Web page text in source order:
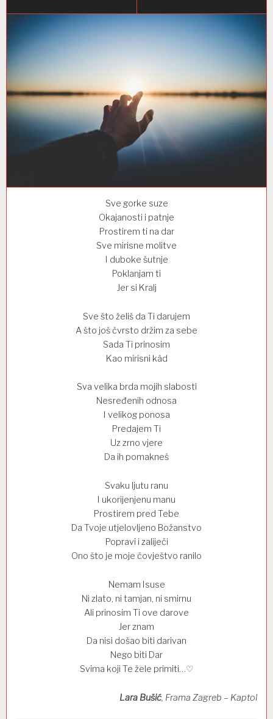
Sve gorke suze
Okajanosti i patnje
Prostirem ti na dar
Sve mirisne molitve
I duboke šutnje
Poklanjam ti
Jer si Kralj
Sve što želiš da Ti darujem
A što još čvrsto držim za sebe
Sada Ti prinosim
Kao mirisni kâd
Sva velika brda mojih slabosti
Nesređenih odnosa
I velikog ponosa
Predajem Ti
Uz zrno vjere
Da ih pomakneš
Svaku ljutu ranu
I ukorijenjenu manu
Prostirem pred Tebe
Da Tvoje utjelovljeno Božanstvo
Popravi i zaliječi
Ono što je moje čovještvo ranilo
Nemam Isuse
Ni zlato, ni tamjan, ni smirnu
Ali prinosim Ti ove darove
Jer znam
Da nisi došao biti darivan
Nego biti Dar
Svima koji Te žele primiti…♡
Lara Bušić, Frama Zagreb – Kaptol